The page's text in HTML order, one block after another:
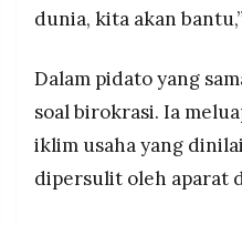
dunia, kita akan
Dalam pidato yang
soal birokrasi. Ia
iklim usaha yang
dipersulit oleh aparat